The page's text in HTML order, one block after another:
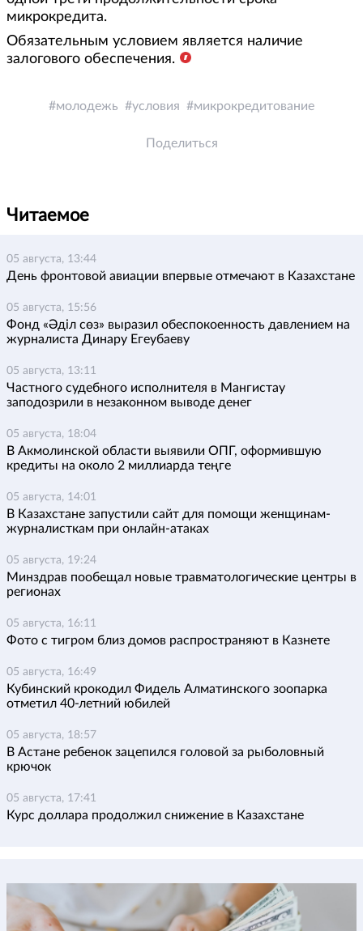
микрокредита.
Обязательным условием является наличие
залогового обеспечения.
молодежь условия микрокредитование
Поделиться
Читаемое
05 августа, 13:44
День фронтовой авиации впервые отмечают в Казахстане
05 августа, 15:56
Фонд «Әділ сөз» выразил обеспокоенность давлением на
журналиста Динару Егеубаеву
05 августа, 13:11
Частного судебного исполнителя в Мангистау
заподозрили в незаконном выводе денег
05 августа, 18:04
В Акмолинской области выявили ОПГ, оформившую
кредиты на около 2 миллиарда теңге
05 августа, 14:01
В Казахстане запустили сайт для помощи женщинам-
журналисткам при онлайн-атаках
05 августа, 19:24
Минздрав пообещал новые травматологические центры в
регионах
05 августа, 16:11
Фото с тигром близ домов распространяют в Казнете
05 августа, 16:49
Кубинский крокодил Фидель Алматинского зоопарка
отметил 40-летний юбилей
05 августа, 18:57
В Астане ребенок зацепился головой за рыболовный
крючок
05 августа, 17:41
Курс доллара продолжил снижение в Казахстане